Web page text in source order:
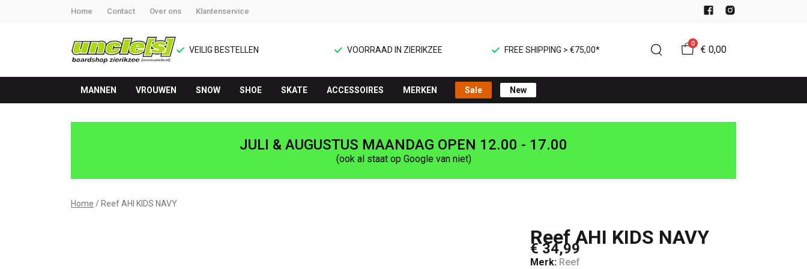
Home Contact Over ons Klantenservice
VEILIG BESTELLEN VOORRAAD IN ZIERIKZEE FREE SHIPPING > €75,00*
0
€ 0,00
MANNEN VROUWEN SNOW SHOE SKATE ACCESSOIRES MERKEN Sale New
NAVY
JULI & AUGUSTUS MAANDAG OPEN 12.00 - 17.00
(ook al staat op Google van niet)
Home Reef AHI KIDS NAVY
Reef AHI KIDS NAVY
€ 34,99
Merk: Reef